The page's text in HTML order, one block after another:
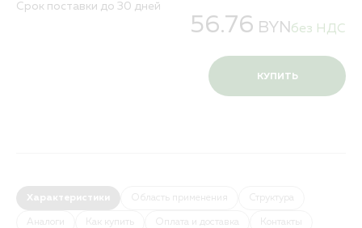
Срок поставки до 30 дней
56.76 BYN без НДС
КУПИТЬ
Характеристики Область применения Структура
Аналоги Как купить Оплата и доставка Контакты